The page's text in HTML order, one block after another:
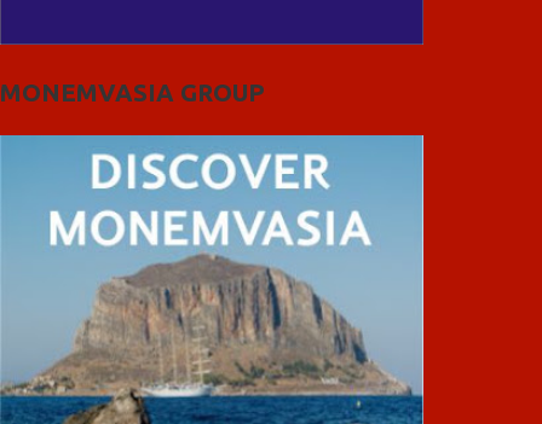
MONEMVASIA GROUP